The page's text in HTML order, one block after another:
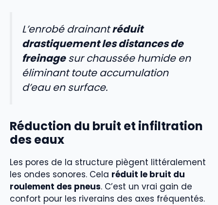
L’enrobé drainantréduit
drastiquement les distances de
freinagesur chaussée humide en
éliminant toute accumulation
d’eau en surface.
Réduction du bruit et infiltration
des eaux
Les pores de la structure piègent littéralement
les ondes sonores. Cela réduit le bruit du
roulement des pneus. C’est un vrai gain de
confort pour les riverains des axes fréquentés.